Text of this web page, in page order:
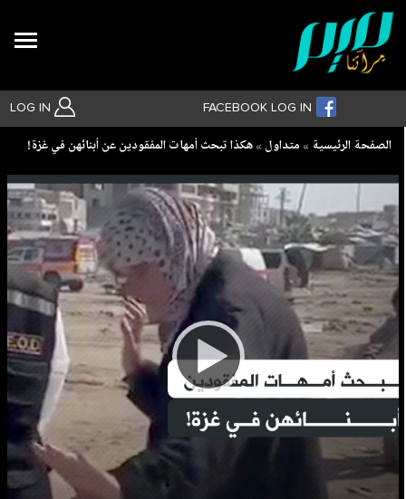
LOG IN FACEBOOK LOG IN
بحث متقدم
Breadcrumb
الصفحة الرئيسية متداول هكذا تبحث أمهات المفقودين عن أبنائهن في غزة!